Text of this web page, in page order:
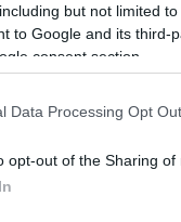
but not limited
to Google and its third-
consent section.
Data Processing Opt
opt-out of the Sharing of